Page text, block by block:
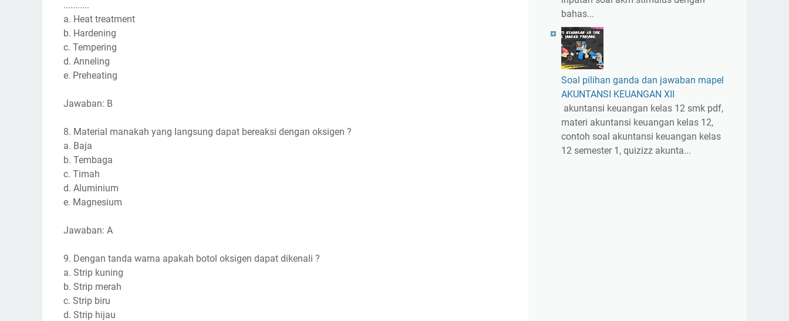
...........
a. Heat treatment
b. Hardening
c. Tempering
d. Anneling
e. Preheating
Jawaban: B
8. Material manakah yang langsung dapat bereaksi dengan oksigen ?
a. Baja
b. Tembaga
c. Timah
d. Aluminium
e. Magnesium
Jawaban: A
9. Dengan tanda warna apakah botol oksigen dapat dikenali ?
a. Strip kuning
b. Strip merah
c. Strip biru
d. Strip hijau
bahas...
Soal pilihan ganda dan jawaban mapel
AKUNTANSI KEUANGAN XII
akuntansi keuangan kelas 12 smk pdf,
materi akuntansi keuangan kelas 12,
contoh soal akuntansi keuangan kelas
12 semester 1, quizizz akunta...